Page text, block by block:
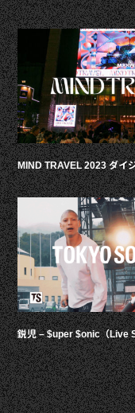
MIND TRAVEL 2023 ダイ
鋭児 – $uper $onic（Live